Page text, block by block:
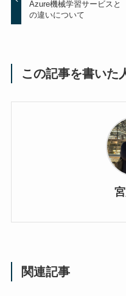
Azure機械学習サービスと
の違いについて
この記事を書いた
関連記事